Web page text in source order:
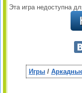
Эта игра недоступна
Игры/